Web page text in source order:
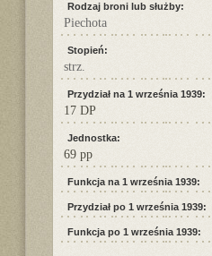
Rodzaj broni lub służby:
Piechota
Stopień:
strz.
Przydział na 1 września 1939:
17 DP
Jednostka:
69 pp
Funkcja na 1 września 1939:
Przydział po 1 września 1939:
Funkcja po 1 września 1939: